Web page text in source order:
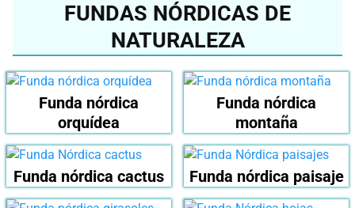
FUNDAS NÓRDICAS DE
NATURALEZA
Funda nórdica
orquídea
Funda nórdica
montaña
Funda nórdica cactus Funda nórdica paisaje